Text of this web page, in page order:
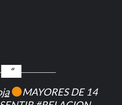
MAYORES DE 14